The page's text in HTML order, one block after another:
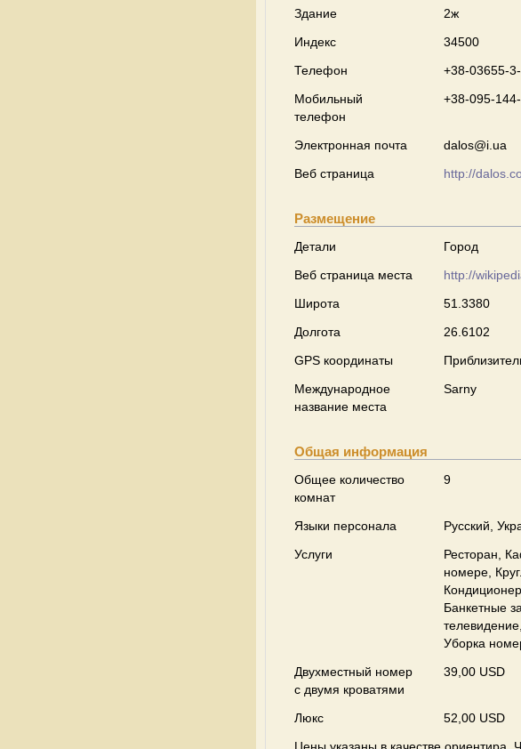
Здание
2ж
Индекс
34500
Телефон
+38-03655-
Мобильный
телефон
+38-095-
Электронная почта
dalos@i.ua
Веб страница
http://
Размещение
Детали
Город
Веб страница места
http://
Широта
51.3380
Долгота
26.6102
GPS координаты
Международное
название места
Sarny
Общая информация
Общее количество
комнат
9
Языки персонала
Русский,
Услуги
Ресторан,
номере,
Банкетные
Уборка
Двухместный номер
с двумя кроватями
39,00 USD
Люкс
52,00 USD